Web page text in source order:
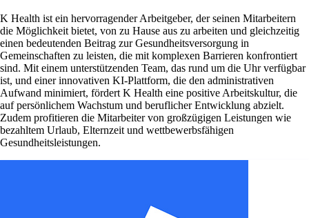
K Health ist ein hervorragender Arbeitgeber, der seinen Mitarbeitern
die Möglichkeit bietet, von zu Hause aus zu arbeiten und gleichzeitig
einen bedeutenden Beitrag zur Gesundheitsversorgung in
Gemeinschaften zu leisten, die mit komplexen Barrieren konfrontiert
sind. Mit einem unterstützenden Team, das rund um die Uhr verfügbar
ist, und einer innovativen KI-Plattform, die den administrativen
Aufwand minimiert, fördert K Health eine positive Arbeitskultur, die
auf persönlichem Wachstum und beruflicher Entwicklung abzielt.
Zudem profitieren die Mitarbeiter von großzügigen Leistungen wie
bezahltem Urlaub, Elternzeit und wettbewerbsfähigen
Gesundheitsleistungen.